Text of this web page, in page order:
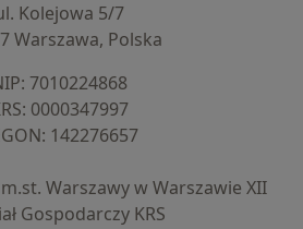
Kolejowa 5/7
Warszawa, Polska
⁠7010224868
⁠0000347997
⁠142276657
Warszawy w Warszawie XII
Gospodarczy KRS